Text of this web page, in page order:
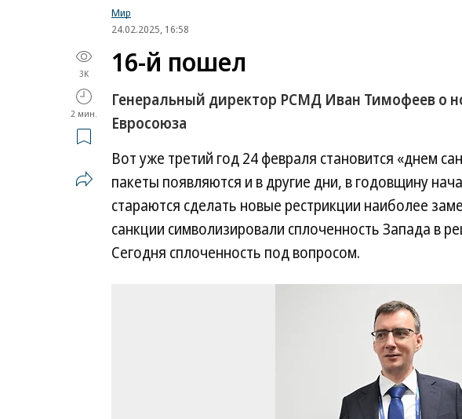
Мир
24.02.2025, 16:58
3K
2 мин.
16-й пошел
Генеральный директор РСМД Иван Тимофеев о
Евросоюза
Вот уже третий год 24 февраля становится «днем
пакеты появляются и в другие дни, в годовщину
стараются сделать новые рестрикции наиболее
санкции символизировали сплоченность Запада в
Сегодня сплоченность под вопросом.